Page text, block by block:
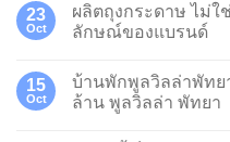
23
Oct
ผลิตถุงกระดาษ ไม่
ลักษณ์ของแบรนด์
15
Oct
บ้านพักพูลวิลล่าพัทย
ล้าน พูลวิลล่า พัทยา